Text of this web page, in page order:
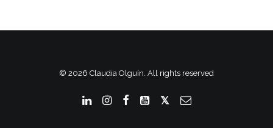
© 2026 Claudia Olguín. All rights reserved